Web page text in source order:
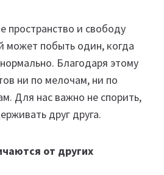
пространство и свободу
может побыть один, когда
Благодаря этому
ни по мелочам, ни по
Для нас важно не спорить,
друг друга.
от других